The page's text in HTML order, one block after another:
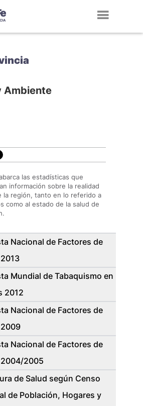
Ambiente
las estadísticas que
información sobre la realidad
la región, tanto en lo referido a
como al estado de la salud de
Nacional de Factores de
Mundial de Tabaquismo en
2012
Nacional de Factores de
Nacional de Factores de
2004/2005
de Salud según Censo
de Población, Hogares y